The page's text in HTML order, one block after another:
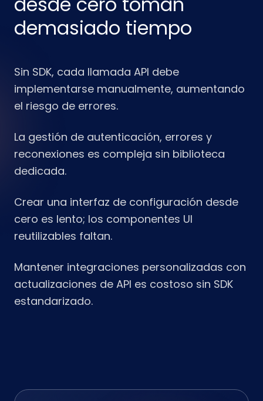
demasiado tiempo
Sin SDK, cada llamada API debe
implementarse manualmente, aumentando
el riesgo de errores.
La gestión de autenticación, errores y
reconexiones es compleja sin biblioteca
dedicada.
Crear una interfaz de configuración desde
cero es lento; los componentes UI
reutilizables faltan.
Mantener integraciones personalizadas con
actualizaciones de API es costoso sin SDK
estandarizado.